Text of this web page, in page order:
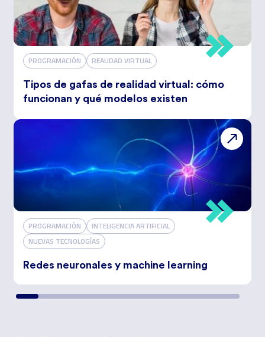
PROGRAMACIÓN REALIDAD VIRTUAL
Tipos de gafas de realidad virtual: cómo
funcionan y qué modelos existen
PROGRAMACIÓN
INTELIGENCIA ARTIFICIAL
NUEVAS TECNOLOGÍAS
Redes neuronales y machine learning